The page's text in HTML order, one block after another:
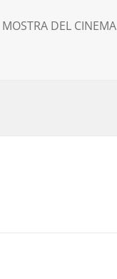
MOSTRA DEL CINEMA